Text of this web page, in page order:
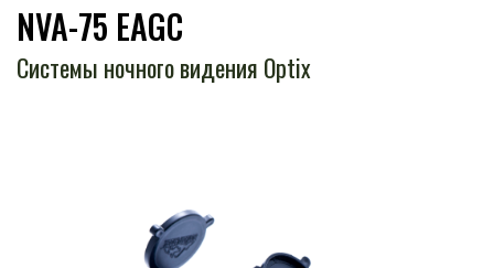
NVA-75 EAGC
Системы ночного видения Optix